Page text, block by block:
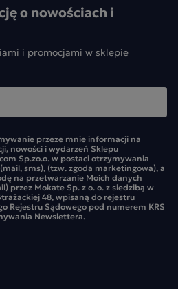
– prostota przygotowania i
smak gorącej Andaluzji,
doświadczyć rozkosznej, chłodnej
Malaga Fusion to
inspirowanym lodami, które
o nowościach i
i promocjami w sklepie
przeze mnie informacji na
nowości i wydarzeń Sklepu
Sp.zo.o. w postaci otrzymywania
sms), (tzw. zgoda marketingowa), a
na przetwarzanie Moich danych
przez Mokate Sp. z o. o. z siedzibą w
48, wpisaną do rejestru
Rejestru Sądowego pod numerem KRS
Newslettera.